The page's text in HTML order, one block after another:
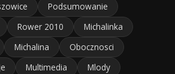
Podsumowanie
Rower 2010
Michalinka
Michalina
Obocznosci
Multimedia
Mlody